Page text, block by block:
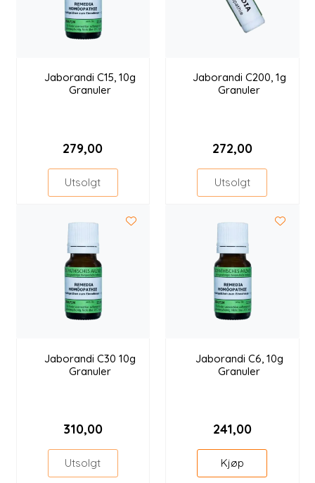
Jaborandi C15, 10g
Granuler
279,00
Utsolgt
Jaborandi C200, 1g
Granuler
272,00
Utsolgt
Jaborandi C30 10g
Granuler
310,00
Utsolgt
Jaborandi C6, 10g
Granuler
241,00
Kjøp